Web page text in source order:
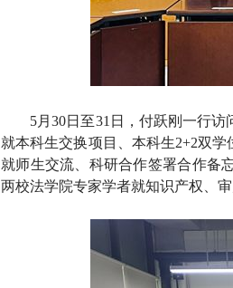
5月30日至31日，付跃刚一行
就本科生交换项目、本科生2+2双
就师生交流、科研合作签署合作备
两校法学院专家学者就知识产权、